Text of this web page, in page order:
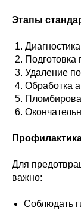
Этапы
Подготовка
Удаление
Обработка
Для
важно:
Соблюдать